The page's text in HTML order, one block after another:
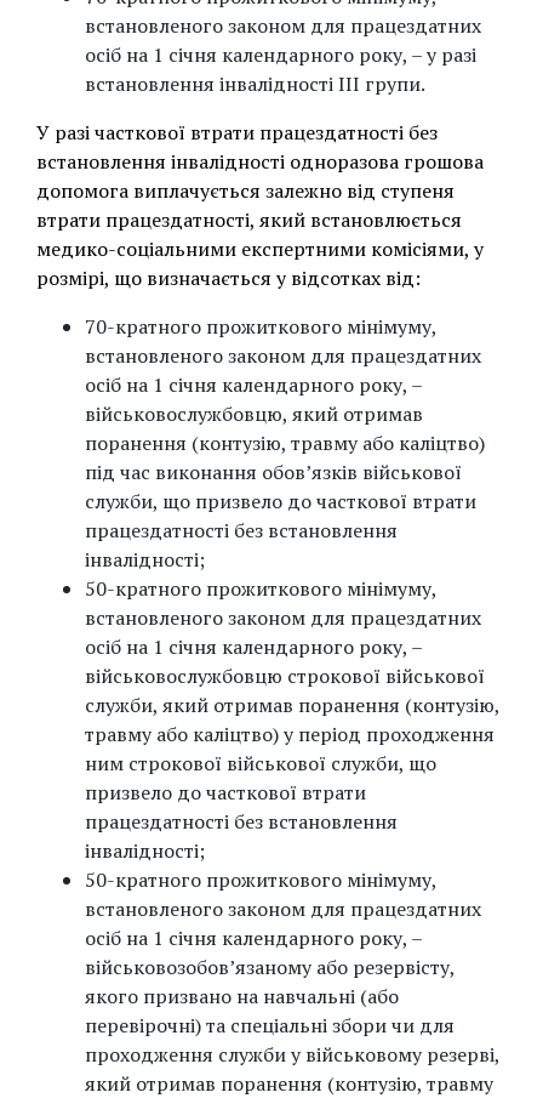
встановленого законом для працездатних
осіб на 1 січня календарного року, – у разі
встановлення інвалідності III групи.
У разі часткової втрати працездатності без
встановлення інвалідності одноразова грошова
допомога виплачується залежно від ступеня
втрати працездатності, який встановлюється
медико-соціальними експертними комісіями, у
розмірі, що визначається у відсотках від:
70-кратного прожиткового мінімуму,
встановленого законом для працездатних
осіб на 1 січня календарного року, –
військовослужбовцю, який отримав
поранення (контузію, травму або каліцтво)
під час виконання обов’язків військової
служби, що призвело до часткової втрати
працездатності без встановлення
інвалідності;
50-кратного прожиткового мінімуму,
встановленого законом для працездатних
осіб на 1 січня календарного року, –
військовослужбовцю строкової військової
служби, який отримав поранення (контузію,
травму або каліцтво) у період проходження
ним строкової військової служби, що
призвело до часткової втрати
працездатності без встановлення
інвалідності;
50-кратного прожиткового мінімуму,
встановленого законом для працездатних
осіб на 1 січня календарного року, –
військовозобов’язаному або резервісту,
якого призвано на навчальні (або
перевірочні) та спеціальні збори чи для
проходження служби у військовому резерві,
який отримав поранення (контузію, травму